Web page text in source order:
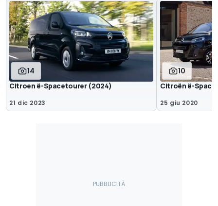
14
Citroen ë-Spacetourer (2024)
21 dic 2023
10
Citroën ë-
25 giu 2020